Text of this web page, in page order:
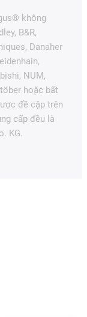
không
B&R,
Danaher
NUM,
hoặc bất
đề cập trên
cấp đều là
KG.